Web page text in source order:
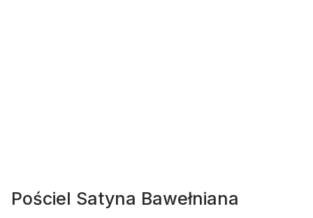
Pościel Satyna Bawełniana